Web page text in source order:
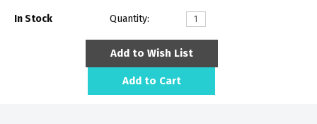
In Stock Quantity:
Add to Wish List
Add to Cart